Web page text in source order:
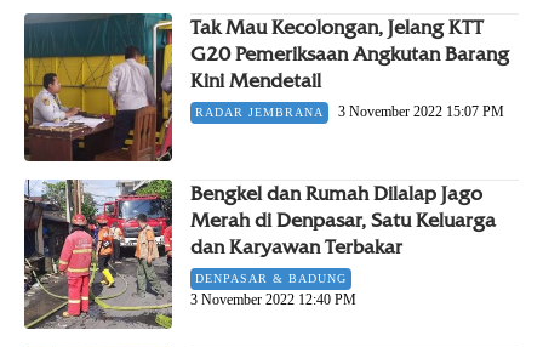
Tak Mau Kecolongan, Jelang KTT
G20 Pemeriksaan Angkutan Barang
Kini Mendetail
RADAR JEMBRANA 3 November 2022 15:07 PM
Bengkel dan Rumah Dilalap Jago
Merah di Denpasar, Satu Keluarga
dan Karyawan Terbakar
DENPASAR & BADUNG
3 November 2022 12:40 PM